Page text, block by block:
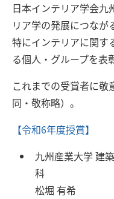
日本インテリア学会九
リア学の発展につなが
特にインテリアに関す
る個人・グループを表
これまでの受賞者に敬
同・敬称略）。
【令和6年度授賞】
九州産業大学 建
科
松堀 有希